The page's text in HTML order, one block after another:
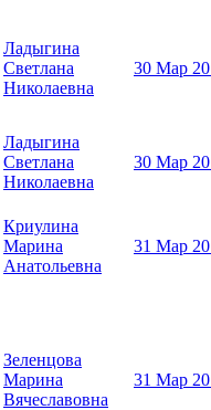
Ладыгина
Светлана
Николаевна
30 Мар
Ладыгина
Светлана
Николаевна
30 Мар
Криулина
Марина
Анатольевна
31 Мар
Зеленцова
Марина
Вячеславовна
31 Мар